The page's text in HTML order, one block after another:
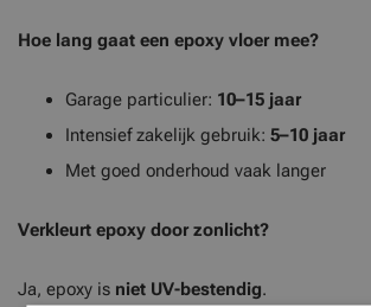
Hoe lang gaat een epoxy vloer mee?
Garage particulier: 10–15 jaar
Intensief zakelijk gebruik: 5–10 jaar
Met goed onderhoud vaak langer
Verkleurt epoxy door zonlicht?
Ja, epoxy is niet UV-bestendig.